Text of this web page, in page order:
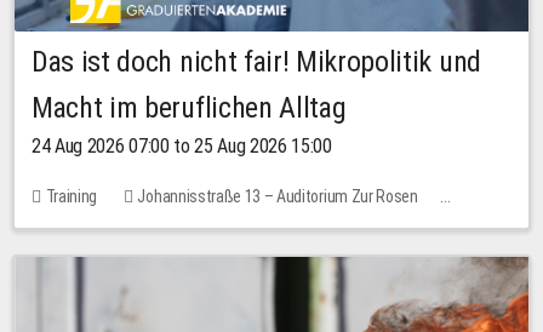
Das ist doch nicht fair! Mikropolitik und
Macht im beruflichen Alltag
24 Aug 2026 07:00 to 25 Aug 2026 15:00
Training
Johannisstraße 13 – Auditorium Zur Rosen
1 place
30.00 EUR